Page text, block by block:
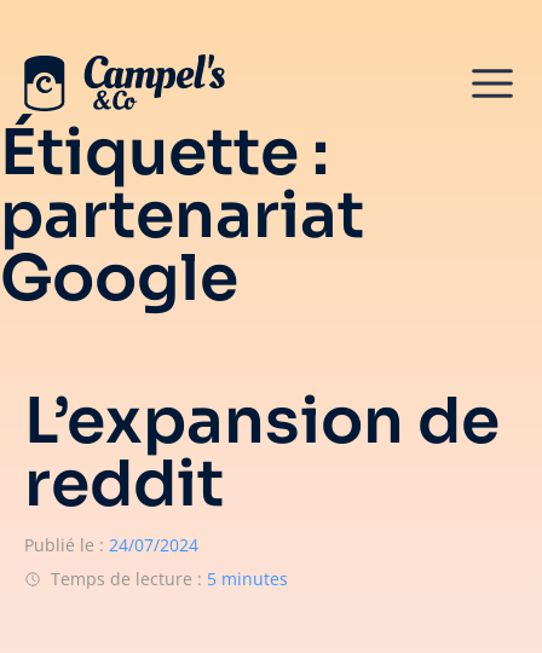
Étiquette :
partenariat
Google
L’expansion de
reddit
Publié le : 24/07/2024
Temps de lecture : 5 minutes